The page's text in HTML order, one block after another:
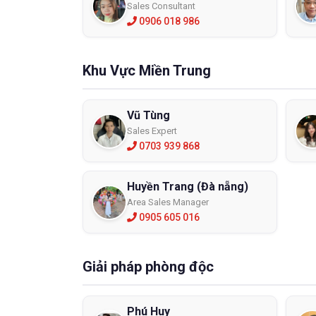
đã
Sales Consultant
0906 018 986
Khu Vực Miền Trung
Vũ Tùng
Sales Expert
0703 939 868
Huyền Trang (Đà nẵng)
Area Sales Manager
0905 605 016
Giải pháp phòng độc
Phú Huy